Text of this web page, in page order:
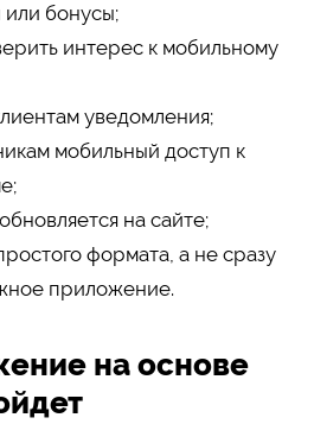
или бонусы;
интерес к мобильному
уведомления;
мобильный доступ к
на сайте;
формата, а не сразу
приложение.
на основе